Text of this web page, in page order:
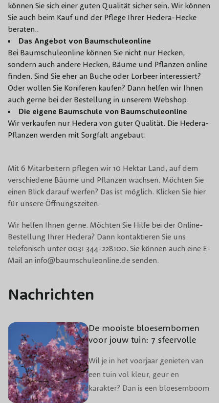
können Sie sich einer guten Qualität sicher sein. Wir können
Sie auch beim Kauf und der Pflege Ihrer Hedera-Hecke
beraten..
Das Angebot von Baumschuleonline
Bei Baumschuleonline können Sie nicht nur Hecken,
sondern auch andere Hecken, Bäume und Pflanzen online
finden. Sind Sie eher an Buche oder Lorbeer interessiert?
Oder wollen Sie Koniferen kaufen? Dann helfen wir Ihnen
auch gerne bei der Bestellung in unserem Webshop.
Die eigene Baumschule von Baumschuleonline
Wir verkaufen nur Hedera von guter Qualität. Die Hedera-
Pflanzen werden mit Sorgfalt angebaut.
Mit 6 Mitarbeitern pflegen wir 10 Hektar Land, auf dem
verschiedene Bäume und Pflanzen wachsen. Möchten Sie
einen Blick darauf werfen? Das ist möglich. Klicken Sie hier
für unsere Öffnungszeiten.
Wir helfen Ihnen gerne. Möchten Sie Hilfe bei der Online-
Bestellung Ihrer Hedera? Dann kontaktieren Sie uns
telefonisch unter 0031 344-228100. Sie können auch eine E-
Mail an info@baumschuleonline.de senden.
Nachrichten
De mooiste bloesembomen
voor jouw tuin: 7 sfeervolle
Wil je in het voorjaar genieten van
een tuin vol kleur, geur en
karakter? Dan is een bloesemboom